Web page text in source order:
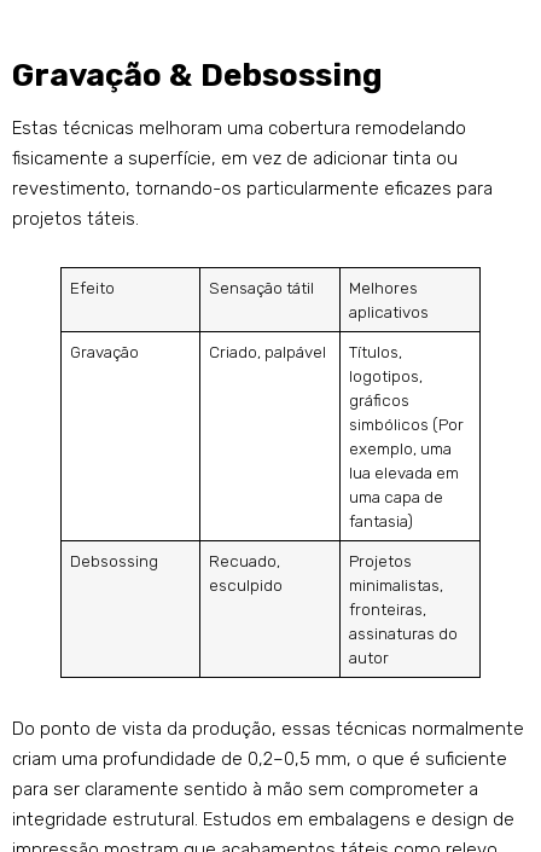
Gravação & Debsossing
Estas técnicas melhoram uma cobertura remodelando
fisicamente a superfície, em vez de adicionar tinta ou
revestimento, tornando-os particularmente eficazes para
projetos táteis.
Efeito Sensação tátil
Melhores
aplicativos
Gravação Criado, palpável
Títulos,
logotipos,
gráficos
simbólicos (Por
exemplo, uma
lua elevada em
uma capa de
fantasia)
Debsossing
Recuado,
esculpido
Projetos
minimalistas,
fronteiras,
assinaturas do
autor
Do ponto de vista da produção, essas técnicas normalmente
criam uma profundidade de 0,2–0,5 mm, o que é suficiente
para ser claramente sentido à mão sem comprometer a
integridade estrutural. Estudos em embalagens e design de